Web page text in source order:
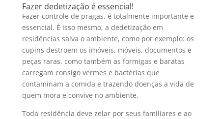
Fazer dedetização é essencial!
Fazer controle de pragas, é totalmente importante e
essencial. É isso mesmo, a dedetização em
residências salva o ambiente, como por exemplo: os
cupins destroem os imóveis, móveis, documentos e
peças raras, como também as formigas e baratas
carregam consigo vermes e bactérias que
contaminam a comida e trazendo doenças a vida de
quem mora e convive no ambiente.
Toda residência deve zelar por seus familiares e ao